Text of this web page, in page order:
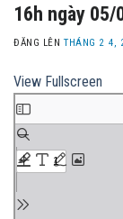
16h ngày 05/
ĐĂNG LÊNTHÁNG 2 4,
View Fullscreen